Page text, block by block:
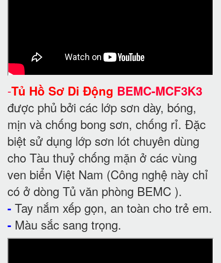
-Tủ Hồ Sơ Di Động BEMC-MCF3K3
được phủ bởi các lớp sơn dày, bóng,
mịn và chống bong sơn, chống rỉ. Đặc
biệt sử dụng lớp sơn lót chuyên dùng
cho Tàu thuỷ chống mặn ở các vùng
ven biển Việt Nam (Công nghệ này chỉ
có ở dòng Tủ văn phòng BEMC ).
- Tay nắm xếp gọn, an toàn cho trẻ em.
- Màu sắc sang trọng.